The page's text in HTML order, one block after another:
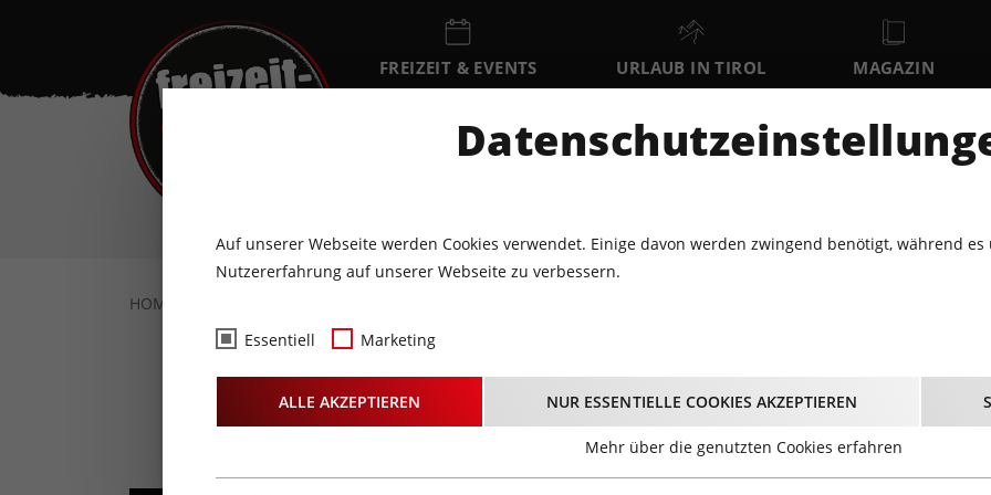
FREIZEIT & EVENTS URLAUB IN TIROL MAGAZIN
EVENTKALENDER
FR SA SO 10
HOME
Mordsmann - Ernst
14.05.2024 - Beginn 19:30 Uhr
Auf unserer Webseite werden Cookies verwendet. Einige davon werden zwingend benötigt, während
Nutzererfahrung auf unserer Webseite zu verbessern.
Essentiell Marketing
ALLE AKZEPTIEREN NUR ESSENTIELLE COOKIES AKZEPTIEREN
Mehr über die genutzten Cookies erfahren